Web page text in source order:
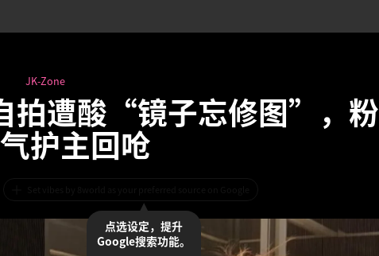
拍遭酸“镜子忘修图”，粉
护主回呛
JK-Zone
点选设定，提升
Google搜索功能。